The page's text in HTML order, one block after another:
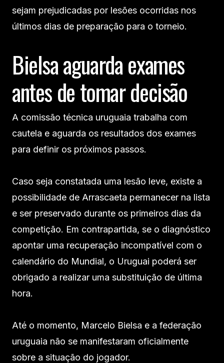
sejam prejudicadas por lesões ocorridas nos
últimos dias de preparação para o torneio.
Bielsa aguarda exames
antes de tomar decisão
A comissão técnica uruguaia trabalha com
cautela e aguarda os resultados dos exames
para definir os próximos passos.
Caso seja constatada uma lesão leve, existe a
possibilidade de Arrascaeta permanecer na lista
e ser preservado durante os primeiros dias da
competição. Em contrapartida, se o diagnóstico
apontar uma recuperação incompatível com o
calendário do Mundial, o Uruguai poderá ser
obrigado a realizar uma substituição de última
hora.
Até o momento, Marcelo Bielsa e a federação
uruguaia não se manifestaram oficialmente
sobre a situação do jogador.